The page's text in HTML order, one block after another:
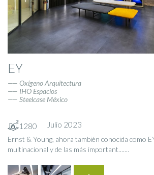
EY
Oxígeno Arquitectura
IHO Espacios
Steelcase México
1280 Julio 2023
Ernst & Young, ahora también conocida como
multinacional y de las más important.......